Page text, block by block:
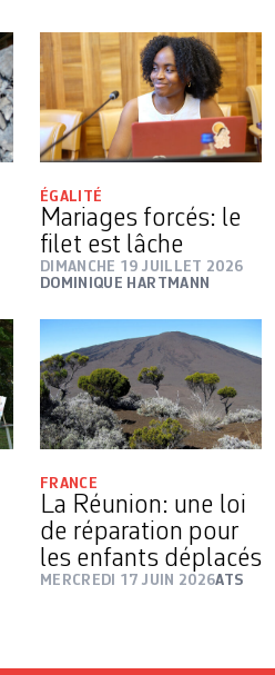
ÉGALITÉ
Mariages forcés: le
filet est lâche
DIMANCHE 19 JUILLET 2026
DOMINIQUE HARTMANN
FRANCE
La Réunion: une loi
de réparation pour
les enfants déplacés
MERCREDI 17 JUIN 2026ATS